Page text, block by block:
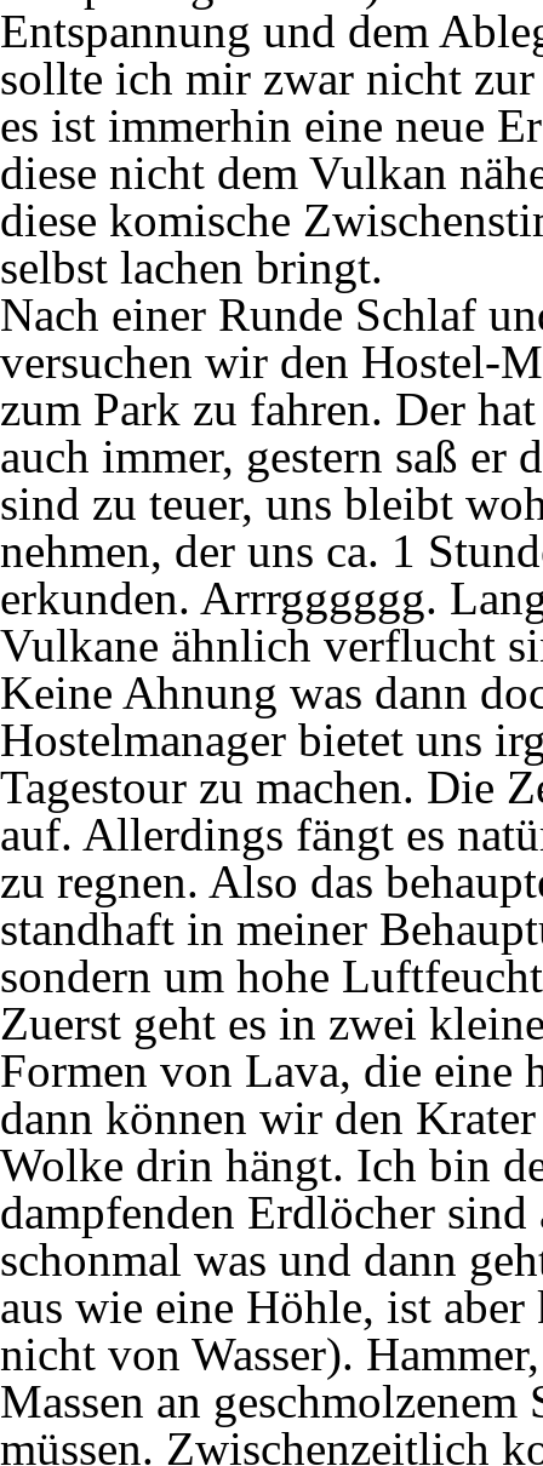
Entspannung und dem
sollte ich mir zwar nicht zur
es ist immerhin eine neue
diese nicht dem Vulkan
diese komische
selbst lachen bringt.
Nach einer Runde Schlaf
versuchen wir den Hostel-
zum Park zu fahren. Der
auch immer, gestern saß er
sind zu teuer, uns bleibt
nehmen, der uns ca. 1
erkunden. Arrrgggggg.
Vulkane ähnlich verflucht
Keine Ahnung was dann
Hostelmanager bietet uns
Tagestour zu machen. Die
auf. Allerdings fängt es
zu regnen. Also das
standhaft in meiner
sondern um hohe
Zuerst geht es in zwei
Formen von Lava, die eine
dann können wir den
Wolke drin hängt. Ich bin
dampfenden Erdlöcher
schonmal was und dann
aus wie eine Höhle, ist
nicht von Wasser).
Massen an
müssen. Zwischenzeitlich